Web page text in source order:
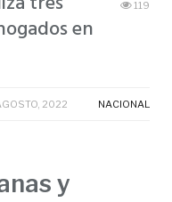
en
119
2022 NACIONAL
y